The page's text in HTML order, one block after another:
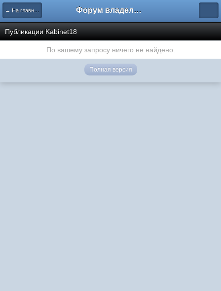
← На главную Форум владельцев интернет-магазинов
Публикации Kabinet18
По вашему запросу ничего не найдено.
Полная версия